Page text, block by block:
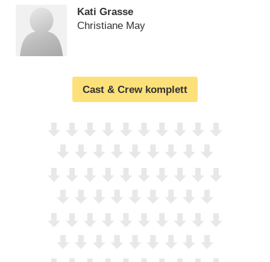
Kati Grasse
Christiane May
Cast & Crew komplett